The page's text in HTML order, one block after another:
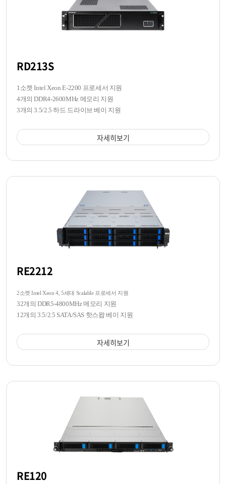
RD213S
1소켓 Intel Xeon E-2200 프로세서 지원
4개의 DDR4-2600MHz 메모리 지원
3개의 3.5/2.5 하드 드라이브 베이 지원
자세히보기
RE2212
2소켓 Intel Xeon 4, 5세대 Scalable 프로세서 지원
32개의 DDR5-4800MHz 메모리 지원
12개의 3.5/2.5 SATA/SAS 핫스왑 베이 지원
자세히보기
RE120